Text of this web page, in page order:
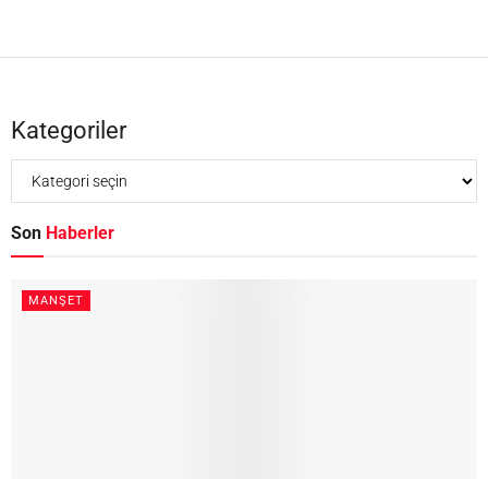
Kategoriler
Son Haberler
MANŞET